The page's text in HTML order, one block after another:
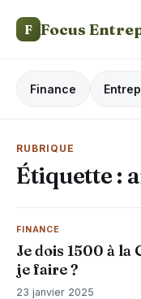
F Focus
Finance
RUBRIQUE
Étiquette :
FINANCE
Je dois 1500 à la
je faire ?
23 janvier 2025